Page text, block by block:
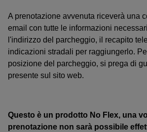
A prenotazione avvenuta riceverà una
email con tutte le informazioni
l'indirizzo del parcheggio, il recapito
indicazioni stradali per raggiungerlo.
posizione del parcheggio, si prega di
presente sul sito web.
Questo è un prodotto No Flex, una
prenotazione non sarà possibile